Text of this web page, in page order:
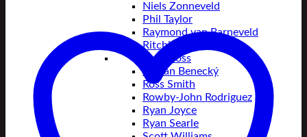
Niels Zonneveld
Phil Taylor
Raymond van Barneveld
Ritchie Edhouse
Rob Cross
Roman Benecký
Ross Smith
Rowby-John Rodriguez
Ryan Joyce
Ryan Searle